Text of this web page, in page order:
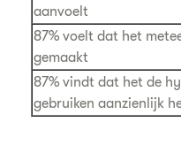
aanvoelt
87% voelt dat het
gemaakt
87% vindt dat het de
gebruiken aanzienlijk